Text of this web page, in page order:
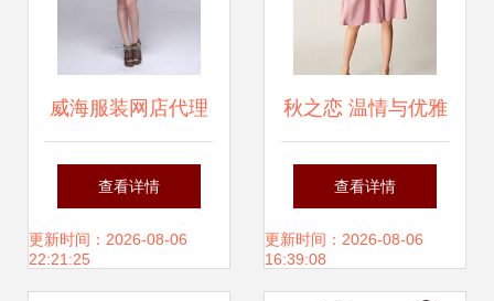
威海服装网店代理
加盟指南 携手上海
威坝共拓市场
查看详情
更新时间：2026-08-06
22:21:25
秋之恋 温情与优雅
交织的女装品牌加
盟新机遇
查看详情
更新时间：2026-08-06
16:39:08